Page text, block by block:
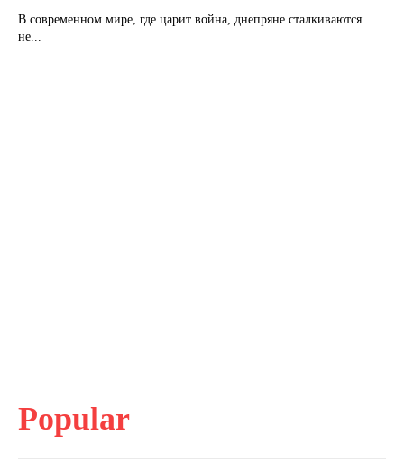
В современном мире, где царит война, днепряне сталкиваются
не...
Popular